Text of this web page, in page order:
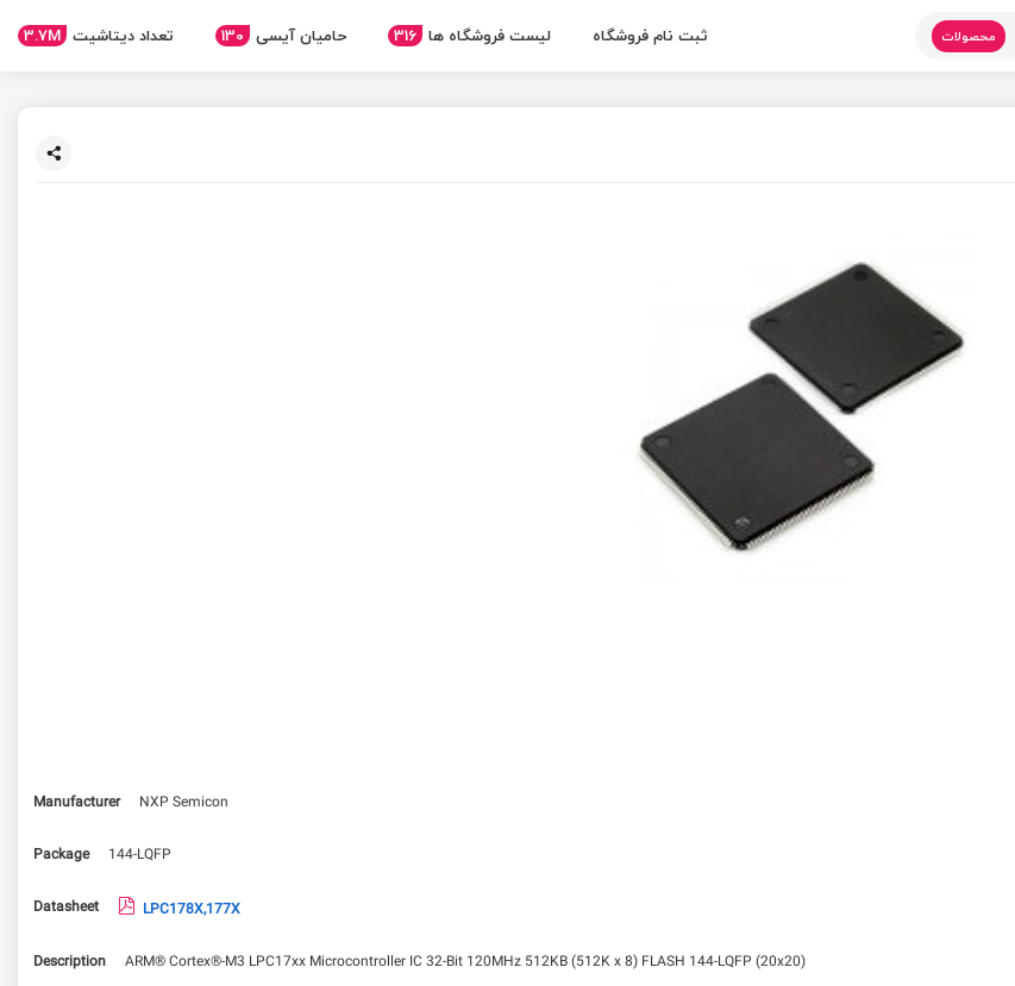
محصولات ثبت نام فروشگاه لیست فروشگاه ها 316 حامیان آیسی 130 تعداد دیتاشیت 3.7M
Manufacturer
NXP Semicon
Package 144-LQFP
Datasheet LPC178X,177X
Description ARM® Cortex®-M3 LPC17xx Microcontroller IC 32-Bit 120MHz 512KB (512K x 8) FLASH 144-LQFP (20x20)